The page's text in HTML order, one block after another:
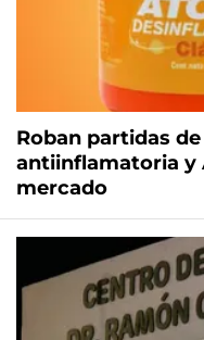
Roban partidas
antiinflamatoria y
mercado